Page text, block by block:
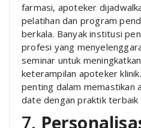
farmasi, apoteker
pelatihan dan program
berkala. Banyak institusi
profesi yang
seminar untuk
keterampilan apoteker
penting dalam
date dengan praktik terbaik
7.